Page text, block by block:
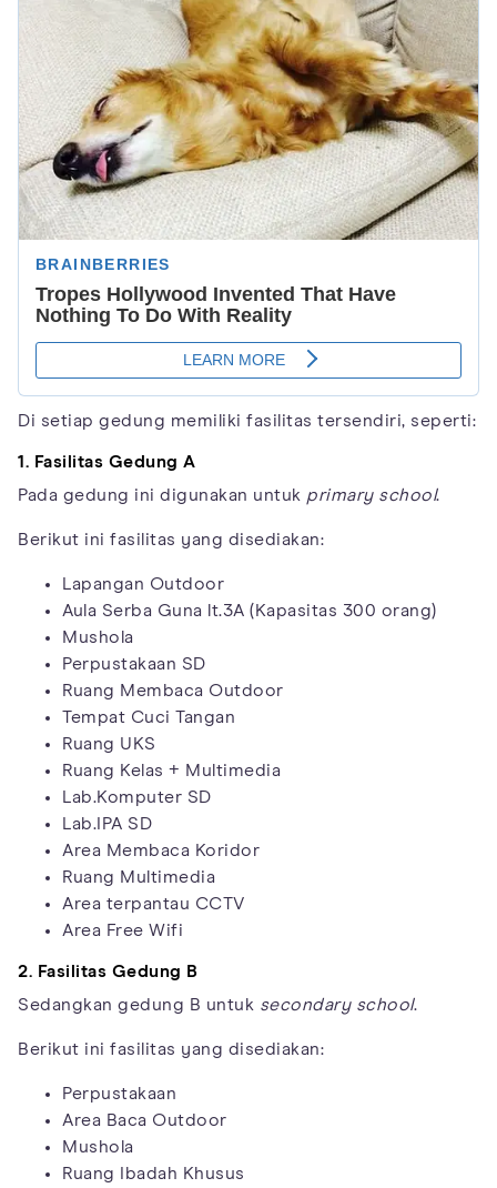
Di setiap gedung memiliki fasilitas tersendiri, seperti:
1. Fasilitas Gedung A
Pada gedung ini digunakan untuk primary school.
Berikut ini fasilitas yang disediakan:
Lapangan Outdoor
Aula Serba Guna lt.3A (Kapasitas 300 orang)
Mushola
Perpustakaan SD
Ruang Membaca Outdoor
Tempat Cuci Tangan
Ruang UKS
Ruang Kelas + Multimedia
Lab.Komputer SD
Lab.IPA SD
Area Membaca Koridor
Ruang Multimedia
Area terpantau CCTV
Area Free Wifi
2. Fasilitas Gedung B
Sedangkan gedung B untuk secondary school.
Berikut ini fasilitas yang disediakan:
Perpustakaan
Area Baca Outdoor
Mushola
Ruang Ibadah Khusus